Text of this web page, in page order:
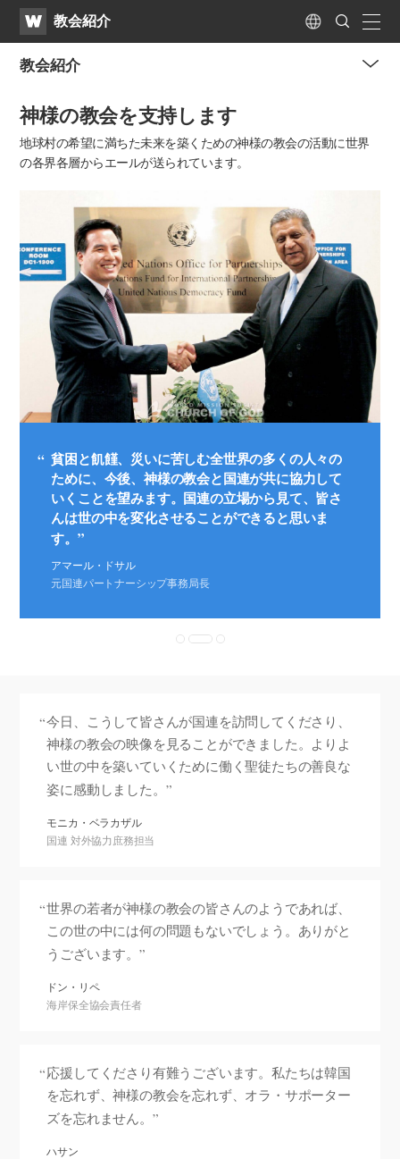
WATV教会紹介 Language
Search
Submit
教会紹介
神様の教会を支持します
地球村の希望に満ちた未来を築くための神様の教会の活動に世界
の各界各層からエールが送られています。
貧困と飢饉、災いに苦しむ全世界の多くの人々の
ために、今後、神様の教会と国連が共に協力して
いくことを望みます。国連の立場から見て、皆さ
んは世の中を変化させることができると思いま
す。
アマール・ドサル
元国連パートナーシップ事務局長
今日、こうして皆さんが国連を訪問してくださり、
神様の教会の映像を見ることができました。よりよ
い世の中を築いていくために働く聖徒たちの善良な
姿に感動しました。
モニカ・ベラカザル
国連 対外協力庶務担当
世界の若者が神様の教会の皆さんのようであれば、
この世の中には何の問題もないでしょう。ありがと
うございます。
ドン・リペ
海岸保全協会責任者
応援してくださり有難うございます。私たちは韓国
を忘れず、神様の教会を忘れず、オラ・サポーター
ズを忘れません。
ハサン